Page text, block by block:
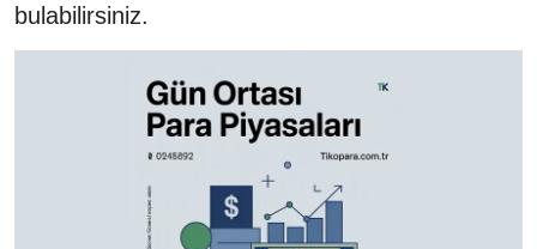
bulabilirsiniz.